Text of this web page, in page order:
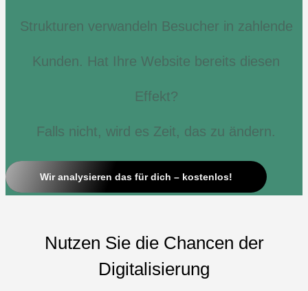
Strukturen verwandeln Besucher in zahlende
Kunden. Hat Ihre Website bereits diesen
Effekt?
Falls nicht, wird es Zeit, das zu ändern.
Wir analysieren das für dich – kostenlos!
Nutzen Sie die Chancen der
Digitalisierung